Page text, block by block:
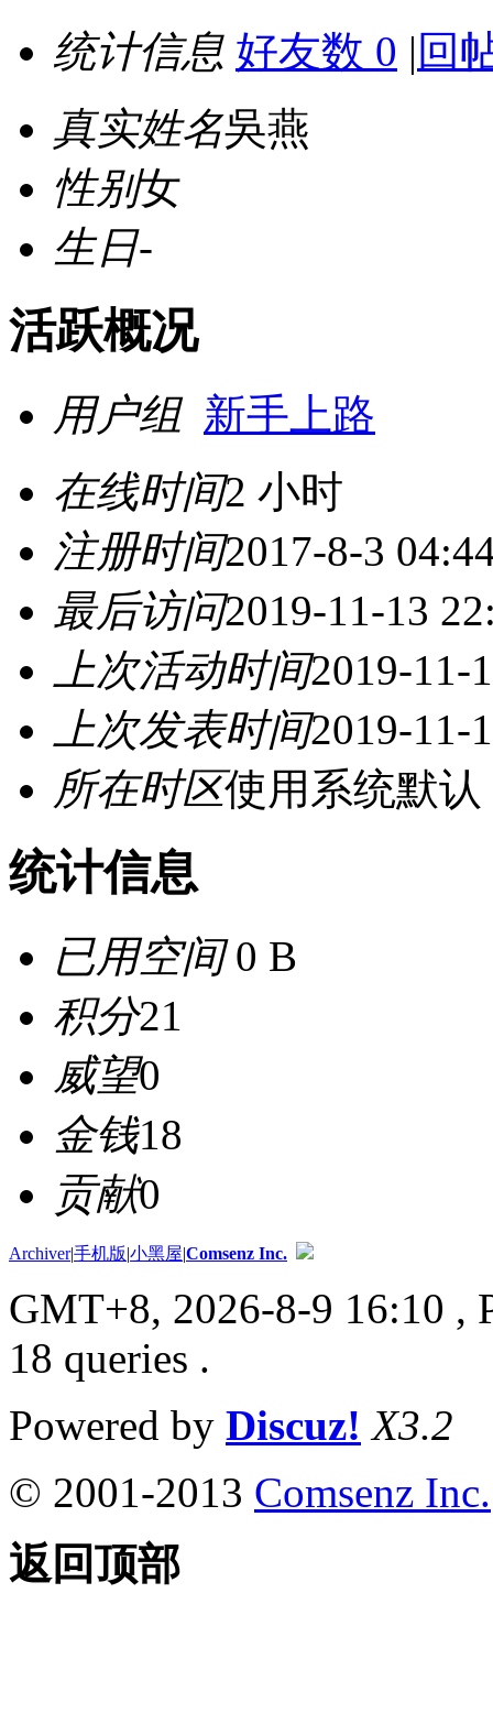
统计信息 好友数 0 | 回
真实姓名吳燕
性别女
生日-
活跃概况
用户组 新手上路
在线时间2 小时
注册时间2017-8-3
最后访问2019-11-13
上次活动时间2019-11-
上次发表时间2019-11-
所在时区使用系统默认
统计信息
已用空间0 B
积分21
威望0
金钱18
贡献0
Archiver|手机版|小黑屋|Comsenz Inc.
GMT+8, 2026-8-9 16:10 ,
18 queries .
Powered by Discuz! X3.2
© 2001-2013 Comsenz Inc.
返回顶部